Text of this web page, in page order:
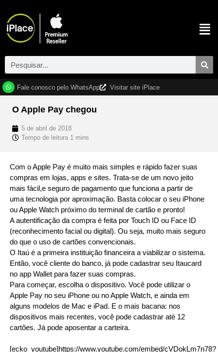
Fale conosco pelo WhatsApp Visitar site iPlace
O Apple Pay chegou
5 de abril de 2018
Com o Apple Pay é muito mais simples e rápido fazer suas
compras em lojas, apps e sites. Trata-se de um novo jeito
mais fácil,e seguro de pagamento que funciona a partir de
uma tecnologia por aproximação. Basta colocar o seu iPhone
ou Apple Watch próximo do terminal de cartão e pronto!
A autentificação da compra é feita por Touch ID ou Face ID
(reconhecimento facial ou digital). Ou seja, muito mais seguro
do que o uso de cartões convencionais.
O Itaú é a primeira instituição financeira a viabilizar o sistema.
Então, você cliente do banco, já pode cadastrar seu Itaucard
no app Wallet para fazer suas compras.
Para começar, escolha o dispositivo. Você pode utilizar o
Apple Pay no seu iPhone ou no Apple Watch, e ainda em
alguns modelos de Mac e iPad. E o mais bacana: nos
dispositivos mais recentes, você pode cadastrar até 12
cartões. Já pode aposentar a carteira.
[ecko_youtube]https://www.youtube.com/embed/cVDokLm7n78?